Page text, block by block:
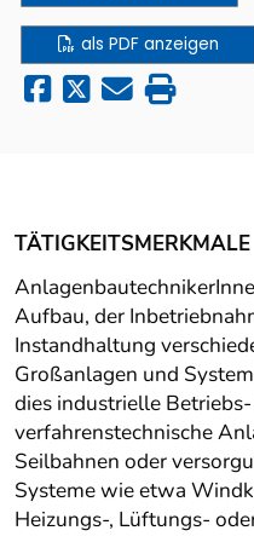
als PDF anzeigen
TÄTIGKEITSMERKMALE
Aufbau, der
Instandhaltung
Großanlagen und
dies industrielle
verfahrenstechnische
Seilbahnen oder
Systeme wie etwa
Heizungs-, Lüftungs-